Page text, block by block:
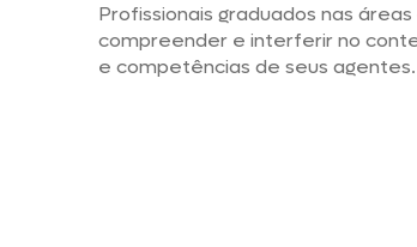
Profissionais graduados nas
compreender e interferir no
e competências de seus agentes.